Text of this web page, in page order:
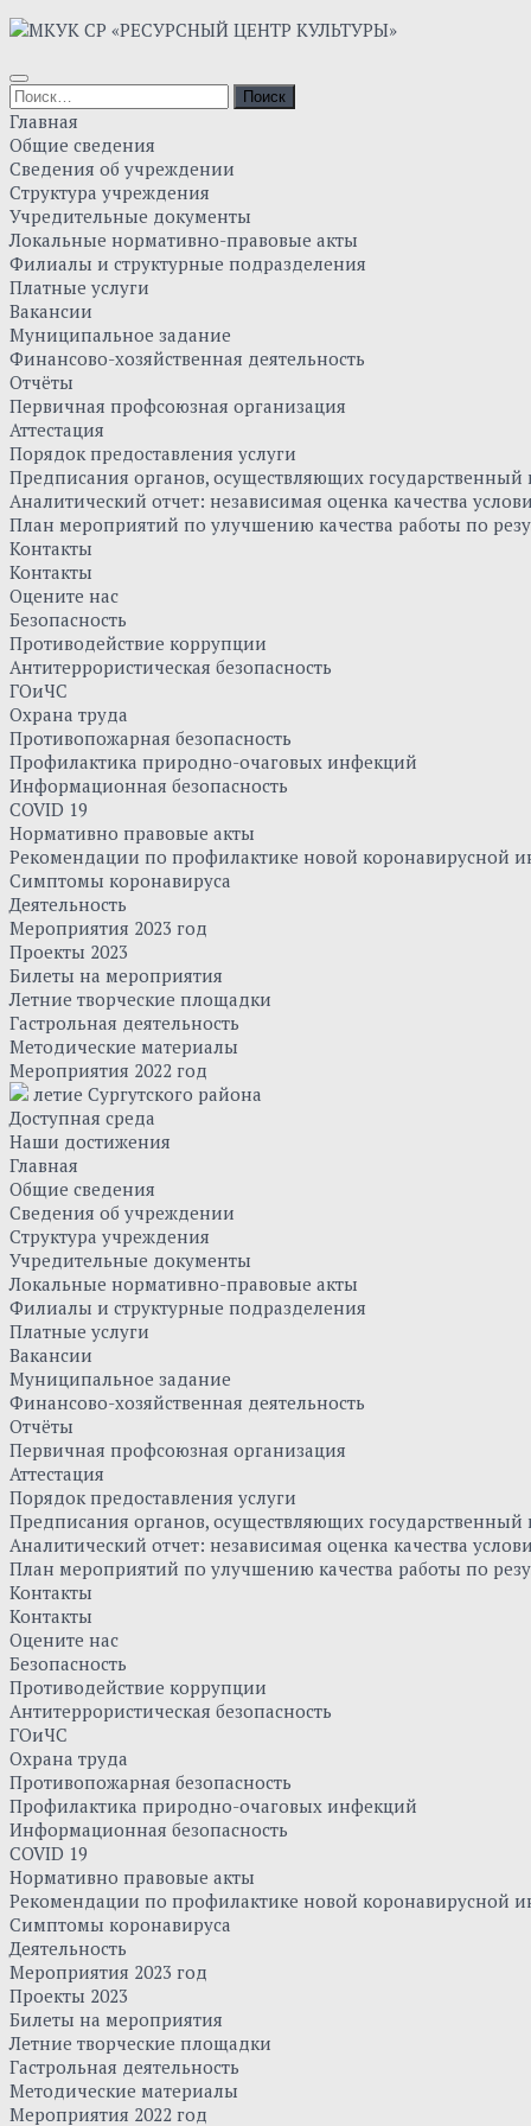
Главная
Общие сведения
Сведения об учреждении
Структура учреждения
Учредительные документы
Локальные нормативно-правовые акты
Филиалы и структурные подразделения
Платные услуги
Вакансии
Муниципальное задание
Финансово-хозяйственная деятельность
Отчёты
Первичная профсоюзная организация
Аттестация
Порядок предоставления услуги
Предписания органов, осуществляющих
Аналитический отчет: независимая оценка качества
План мероприятий по улучшению качества работы по
Контакты
Контакты
Оцените нас
Безопасность
Противодействие коррупции
Антитеррористическая безопасность
ГОиЧС
Охрана труда
Противопожарная безопасность
Профилактика природно-очаговых инфекций
Информационная безопасность
COVID 19
Нормативно правовые акты
Рекомендации по профилактике новой коронавирусной
Симптомы коронавируса
Деятельность
Мероприятия 2023 год
Проекты 2023
Билеты на мероприятия
Летние творческие площадки
Гастрольная деятельность
Методические материалы
Мероприятия 2022 год
летие Сургутского района
Доступная среда
Наши достижения
Главная
Общие сведения
Сведения об учреждении
Структура учреждения
Учредительные документы
Локальные нормативно-правовые акты
Филиалы и структурные подразделения
Платные услуги
Вакансии
Муниципальное задание
Финансово-хозяйственная деятельность
Отчёты
Первичная профсоюзная организация
Аттестация
Порядок предоставления услуги
Предписания органов, осуществляющих
Аналитический отчет: независимая оценка качества
План мероприятий по улучшению качества работы по
Контакты
Контакты
Оцените нас
Безопасность
Противодействие коррупции
Антитеррористическая безопасность
ГОиЧС
Охрана труда
Противопожарная безопасность
Профилактика природно-очаговых инфекций
Информационная безопасность
COVID 19
Нормативно правовые акты
Рекомендации по профилактике новой коронавирусной
Симптомы коронавируса
Деятельность
Мероприятия 2023 год
Проекты 2023
Билеты на мероприятия
Летние творческие площадки
Гастрольная деятельность
Методические материалы
Мероприятия 2022 год